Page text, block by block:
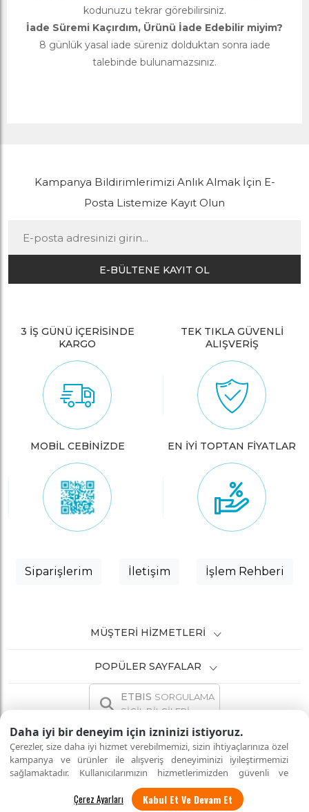
Daha iyi bir deneyim için izninizi istiyoruz.
Çerezler, size daha iyi hizmet verebilmemizi, sizin ihtiyaçlarınıza özel
kampanya ve ürünler ile alışveriş deneyiminizi iyileştirmemizi
sağlamaktadır. Kullanıcılarımızın hizmetlerimizden güvenli ve
eksiksiz şekilde faydalanmalarını sağlamak amacıyla sitemizi
kullanan kişilerin gizliliğini korumayı önemsiyoruz. "Kabul Et"
Kabul Et Ve Devam Et
kodunuzu tekrar görebilirsiniz.
İade Süremi Kaçırdım, Ürünü İade Edebilir miyim?
8 günlük yasal iade süreniz dolduktan sonra iade
talebinde bulunamazsınız.
Kampanya Bildirimlerimizi Anlık Almak İçin E-
Posta Listemize Kayıt Olun
E-BÜLTENE KAYIT OL
3 İŞ GÜNÜ İÇERİSİNDE
KARGO
TEK TIKLA GÜVENLİ
ALIŞVERİŞ
MOBİL CEBİNİZDE EN İYİ TOPTAN FİYATLAR
Siparişlerim İletişim İşlem Rehberi
MÜŞTERI HIZMETLERI
POPÜLER SAYFALAR
ETBIS SORGULAMA
SİCİL BİLGİLERİ
İNTERNETTE GÜVENLİ ALIŞVERİŞ